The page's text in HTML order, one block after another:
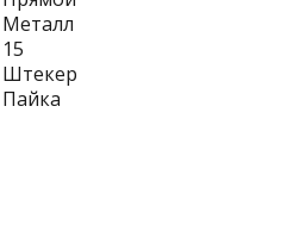
Металл
15
Штекер
Пайка